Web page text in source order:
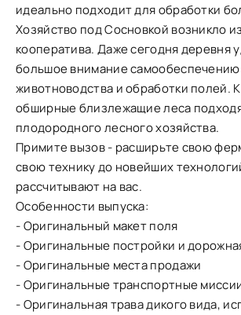
идеально подходит для обработки
Хозяйство под Сосновкой возникло
кооператива. Даже сегодня деревня
большое внимание самообеспечению
животноводства и обработки полей.
обширные близлежащие леса
плодородного лесного хозяйства.
Примите вызов - расширьте свою
свою технику до новейших
рассчитывают на вас.
Особенности выпуска:
- Оригинальный макет поля
- Оригинальные постройки и
- Оригинальные места продажи
- Оригинальные транспортные
- Оригинальная трава дикого вида,